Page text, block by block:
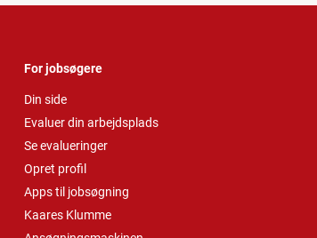
For jobsøgere
Din side
Evaluer din arbejdsplads
Se evalueringer
Opret profil
Apps til jobsøgning
Kaares Klumme